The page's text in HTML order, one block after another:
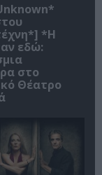
*Η
εδώ:
στο
Θέατρο